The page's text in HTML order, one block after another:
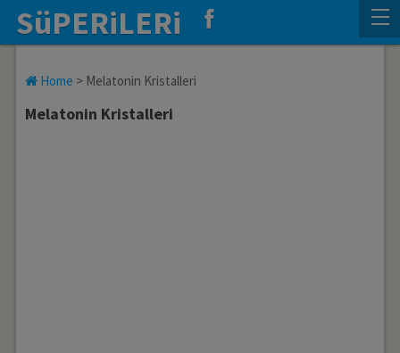
SüPERiLERi
Home > Melatonin Kristalleri
Melatonin Kristalleri